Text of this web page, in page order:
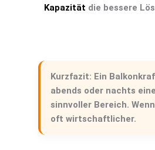
Kapazität die bessere
Kurzfazit: Ein
abends oder nachts
sinnvoller Bereich.
oft wirtschaftlicher.